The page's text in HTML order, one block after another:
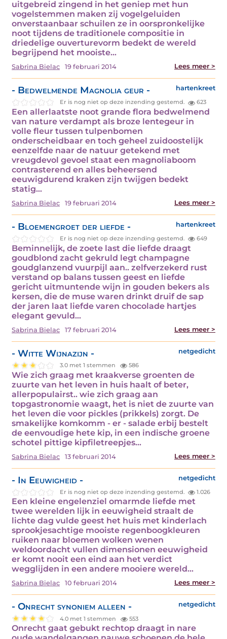
uitgebreid zingend in het geniep met hun
vogelstemmen maken zij vogelgeluiden
onverstaanbaar schuilen ze in oorspronkelijke
noot tijdens de traditionele compositie in
driedelige ouverturevorm bedekt de wereld
begrijpend het mooiste…
Sabrina Bielac 19 februari 2014 Lees meer >
- Bedwelmende Magnolia geur - hartenkreet
Er is nog niet op deze inzending gestemd. 623
Een allerlaatste noot grande flora bedwelmend
van nature verdampt als broze lentegeur in
volle fleur tussen tulpenbomen
onderscheidbaar en toch geheel zuidoostelijk
eenzelfde naar de natuur getekend met
vreugdevol gevoel staat een magnoliaboom
contrasterend en alles beheersend
eeuwigdurend kraken zijn twijgen bedekt
statig…
Sabrina Bielac 19 februari 2014 Lees meer >
- Bloemengroet der liefde - hartenkreet
Er is nog niet op deze inzending gestemd. 649
Beminnelijk, de zoete last die liefde draagt
goudblond zacht gekruld legt champagne
goudglanzend vuurpijl aan.. zelfverzekerd rust
verstand op balans tussen geest en liefde
gericht uitmuntende wijn in gouden bekers als
kersen, die de muse waren drinkt druif de sap
der jaren laat liefde varen chocolade hartjes
elegant gevuld…
Sabrina Bielac 17 februari 2014 Lees meer >
- Witte Wijnazijn - netgedicht
3.0 met 1 stemmen 586
Wie zich graag met kraakverse groenten de
zuurte van het leven in huis haalt of beter,
allerpopulairst.. wie zich graag aan
topgastronomie waagt, het is niet de zuurte van
het leven die voor pickles (prikkels) zorgt. De
smakelijke komkomm - er - salade erbij bestelt
de eenvoudige hete kip, in een indische groene
schotel pittige kipfiletreepjes…
Sabrina Bielac 13 februari 2014 Lees meer >
- In Eeuwigheid - netgedicht
Er is nog niet op deze inzending gestemd. 1.026
Een kleine engelenziel omarmde liefde met
twee werelden lijk in eeuwigheid straalt de
lichte dag vulde geest het huis met kinderlach
sprookjesachtige mooiste regenboogkleuren
ruiken naar bloemen wolken wenen
weldoordacht vullen dimensionen eeuwigheid
er komt nooit een eind aan het verdict
wegglijden in een andere mooiere wereld…
Sabrina Bielac 10 februari 2014 Lees meer >
- Onrecht synoniem alleen - netgedicht
4.0 met 1 stemmen 553
Onrecht gaat gebukt rechtop draagt in nare